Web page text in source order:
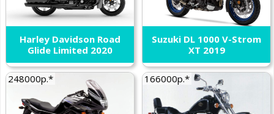
Harley Davidson Road
Glide Limited 2020
Suzuki DL 1000 V-Strom
XT 2019
248000р.* 166000р.*